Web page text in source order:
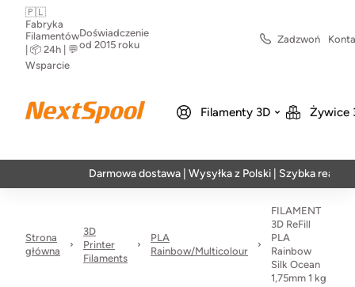
🇵🇱
Fabryka
Filamentów
| 📦 24h | 💬
Wsparcie
Doświadczenie
od 2015 roku
Zadzwoń
Filamenty 3D Żywice
Darmowa dostawa | Wysyłka z Polski | Szybka realizacja w
Strona
główna
3D
Printer
Filaments
PLA
Rainbow/Multicolour
FILAMENT
3D ReFill
PLA
Rainbow
Silk Ocean
1,75mm 1 kg